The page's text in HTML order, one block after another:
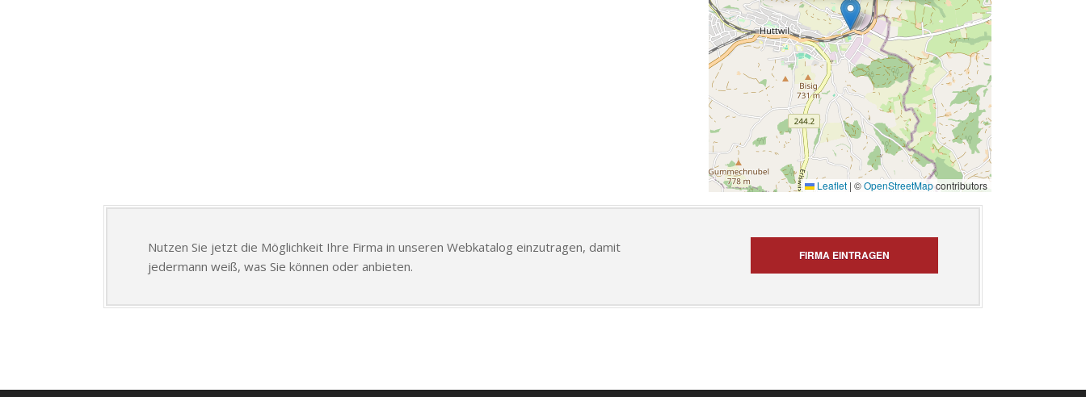
Leaflet |©OpenStreetMapcontributors
Nutzen Sie jetzt die Möglichkeit Ihre Firma in unseren Webkatalog einzutragen, damit
jedermann weiß, was Sie können oder anbieten.
FIRMA EINTRAGEN